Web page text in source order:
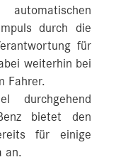
durch die
für
weiterhin bei
Fahrer.
durchgehend
bietet den
für einige
an.